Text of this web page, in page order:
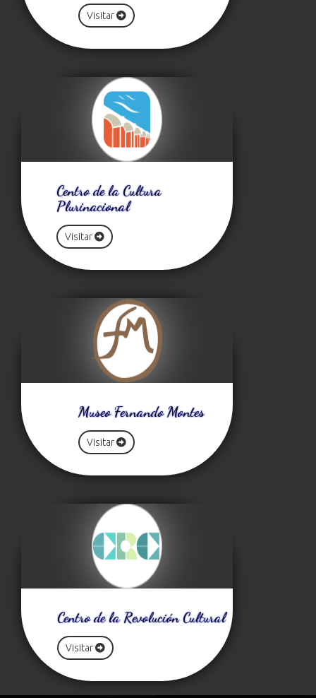
Visitar
Centro de la Cultura
Plurinacional
Visitar
Museo Fernando Montes
Visitar
Centro de la Revolución Cultural
Visitar